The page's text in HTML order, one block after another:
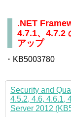
.NET
4.7.1、4.7.2
アップ
・KB5003780
Security and
4.5.2, 4.6, 4.6.1,
Server 2012